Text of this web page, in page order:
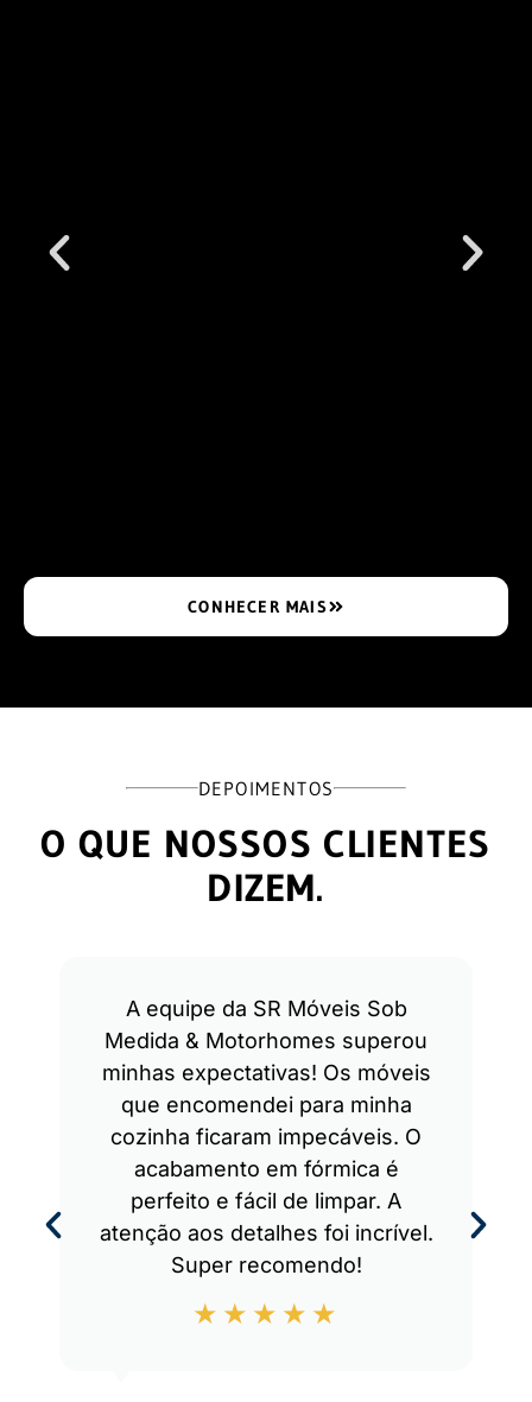
CONHECER MAIS
DEPOIMENTOS
O QUE NOSSOS CLIENTES
DIZEM.
A equipe da SR Móveis Sob
Medida & Motorhomes superou
minhas expectativas! Os móveis
que encomendei para minha
cozinha ficaram impecáveis. O
acabamento em fórmica é
perfeito e fácil de limpar. A
atenção aos detalhes foi incrível.
Super recomendo!